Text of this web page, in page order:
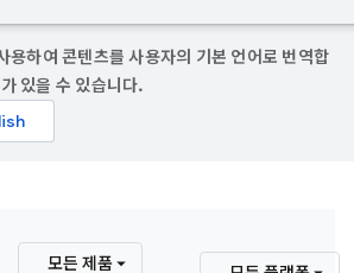
하여 콘텐츠를 사용자의 기본 언어로 번역합
있을 수 있습니다.
모든 제품